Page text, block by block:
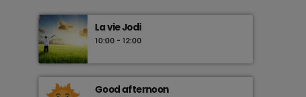
Les plus beaux Zouk des années 80
La vie Jodi
10:00 - 12:00
Good afternoon